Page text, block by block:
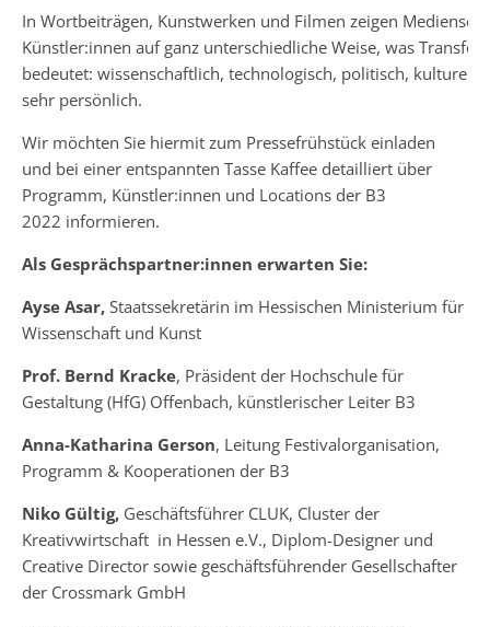
In Wortbeiträgen, Kunstwerken und Filmen zeigen
Künstler:innen auf ganz unterschiedliche Weise, was
bedeutet: wissenschaftlich, technologisch, politisch, kulturell,
sehr persönlich.
Wir möchten Sie hiermit zum Pressefrühstück einladen
und bei einer entspannten Tasse Kaffee detailliert über
Programm, Künstler:innen und Locations der B3
2022 informieren.
Als Gesprächspartner:innen erwarten Sie:
Ayse Asar, Staatssekretärin im Hessischen Ministerium für
Wissenschaft und Kunst
Prof. Bernd Kracke, Präsident der Hochschule für
Gestaltung (HfG) Offenbach, künstlerischer Leiter B3
Anna-Katharina Gerson, Leitung Festivalorganisation,
Programm & Kooperationen der B3
Niko Gültig, Geschäftsführer CLUK, Cluster der
Kreativwirtschaft in Hessen e.V., Diplom-Designer und
Creative Director sowie geschäftsführender Gesellschafter
der Crossmark GmbH